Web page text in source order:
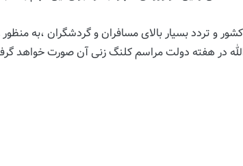
تردد بسیار بالای مسافران و گردشگران ،به
در هفته دولت مراسم کلنگ زنی آن صورت خواهد